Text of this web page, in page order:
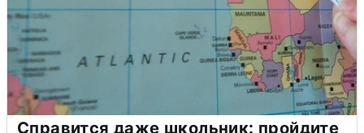
Справится даже школьник: пройдите